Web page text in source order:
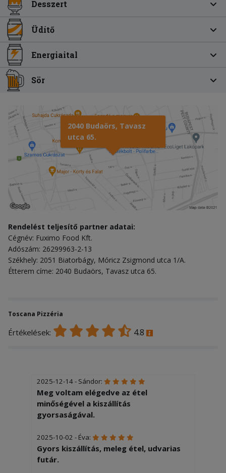
Desszert
Üdítő
Energiaital
Sör
2040 Budaörs, Tavasz
utca 65.
Rendelést teljesítő partner adatai:
Cégnév: Fuximo Food Kft.
Adószám: 26299963-2-13
Székhely: 2051 Biatorbágy, Móricz Zsigmond utca 1/A.
Étterem címe: 2040 Budaörs, Tavasz utca 65.
Toscana Pizzéria
Értékelések: 4.8
2025-12-14 - Sándor:
Meg voltam elégedve az étel
minőségével a kiszállítás
gyorsaságával.
2025-10-02 - Éva:
Gyors kiszállítás, meleg étel, udvarias
futár.